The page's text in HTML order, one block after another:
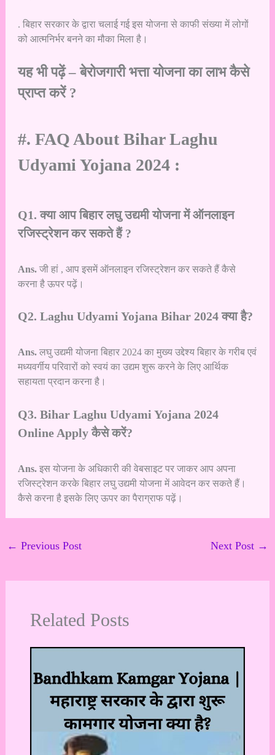
. बिहार सरकार के द्वारा चलाई गई इस योजना से काफी संख्या में लोगों
को आत्मनिर्भर बनने का मौका मिला है।
यह भी पढ़ें –बेरोजगारी भत्ता योजना का लाभ कैसे
प्राप्त करें ?
#. FAQ About Bihar Laghu
Udyami Yojana 2024 :
Q1. क्या आप बिहार लघु उद्यमी योजना में ऑनलाइन
रजिस्ट्रेशन कर सकते हैं ?
Ans.जी हां , आप इसमें ऑनलाइन रजिस्ट्रेशन कर सकते हैं कैसे
करना है ऊपर पढ़ें।
Q2. Laghu Udyami Yojana Bihar 2024 क्या है?
Ans. लघु उद्यमी योजना बिहार 2024 का मुख्य उद्देश्य बिहार के गरीब एवं
मध्यवर्गीय परिवारों को स्वयं का उद्यम शुरू करने के लिए आर्थिक
सहायता प्रदान करना है।
Q3. Bihar Laghu Udyami Yojana 2024
Online Apply कैसे करें?
Ans.इस योजना के अधिकारी की वेबसाइट पर जाकर आप अपना
रजिस्ट्रेशन करके बिहार लघु उद्यमी योजना में आवेदन कर सकते हैं।
कैसे करना है इसके लिए ऊपर का पैराग्राफ पढ़ें।
← Previous Post Next Post →
Related Posts